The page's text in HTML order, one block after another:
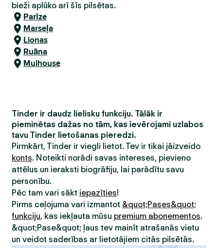
bieži aplūko arī šīs pilsētas.
Parīze
Marseļa
Lionas
Ruāna
Mulhouse
Tinder ir daudz lielisku funkciju. Tālāk ir
pieminētas dažas no tām, kas ievērojami uzlabos
tavu Tinder lietošanas pieredzi.
Pirmkārt, Tinder ir viegli lietot. Tev ir tikai jāizveido
konts. Noteikti norādi savas intereses, pievieno
attēlus un ieraksti biogrāfiju, lai parādītu savu
personību.
Pēc tam vari sākt iepazīties!
Pirms ceļojuma vari izmantot &quot;Pases&quot;
funkciju, kas iekļauta mūsu premium abonementos.
&quot;Pase&quot; ļaus tev mainīt atrašanās vietu
un veidot saderības ar lietotājiem citās pilsētās.